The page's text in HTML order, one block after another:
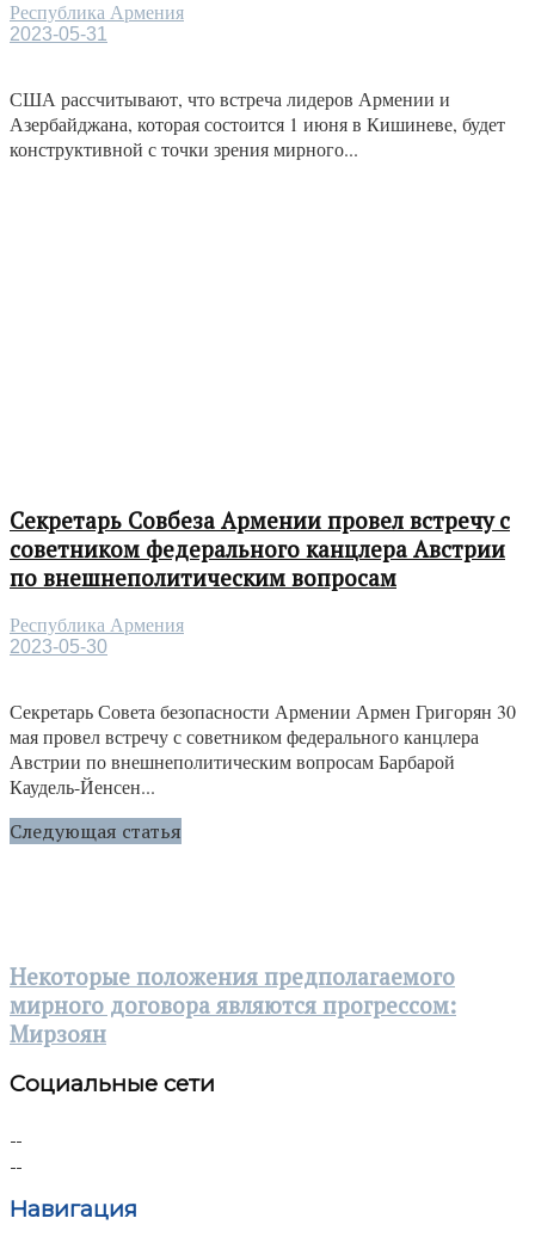
Республика Армения
2023-05-31
США рассчитывают, что встреча лидеров Армении и
Азербайджана, которая состоится 1 июня в Кишиневе, будет
конструктивной с точки зрения мирного...
Секретарь Совбеза Армении провел встречу с
советником федерального канцлера Австрии
по внешнеполитическим вопросам
Республика Армения
2023-05-30
Секретарь Совета безопасности Армении Армен Григорян 30
мая провел встречу с советником федерального канцлера
Австрии по внешнеполитическим вопросам Барбарой
Каудель-Йенсен...
Следующая статья
Некоторые положения предполагаемого
мирного договора являются прогрессом:
Мирзоян
Социальные сети
Навигация